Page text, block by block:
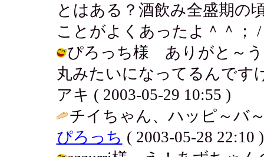
とはある？酒飲み全盛期の
ことがよくあったよ＾＾；
ぴろっち様 ありがと～
丸みたいになってるんです
アキ ( 2003-05-29 10:55 )
チイちゃん、ハッピ～バ
ぴろっち ( 2003-05-28 22:10 )